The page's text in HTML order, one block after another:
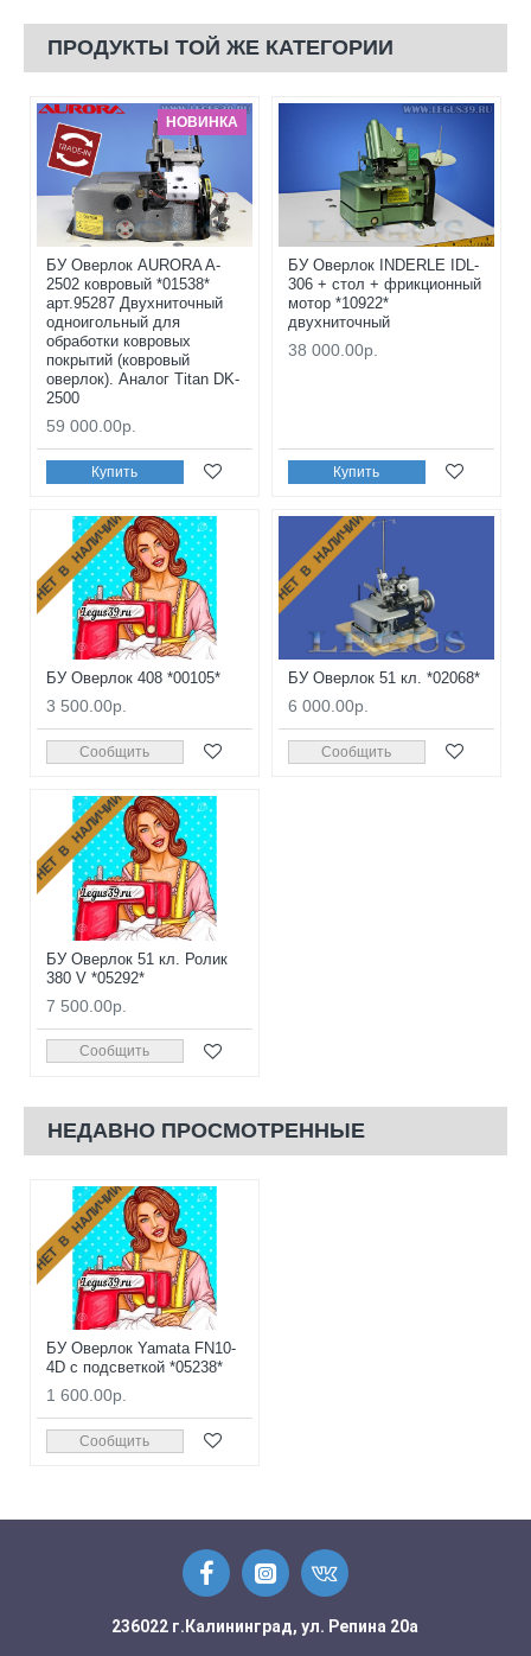
ПРОДУКТЫ ТОЙ ЖЕ КАТЕГОРИИ
НОВИНКА
БУ Оверлок AURORA A-
2502 ковровый *01538*
арт.95287 Двухниточный
одноигольный для
обработки ковровых
покрытий (ковровый
оверлок). Аналог Titan DK-
2500
59 000.00р.
Купить
БУ Оверлок INDERLE IDL-
306 + стол + фрикционный
мотор *10922*
двухниточный
38 000.00р.
Купить
НЕТ В НАЛИЧИИ
БУ Оверлок 408 *00105*
3 500.00р.
Сообщить
НЕТ В НАЛИЧИИ
БУ Оверлок 51 кл. *02068*
6 000.00р.
Сообщить
НЕТ В НАЛИЧИИ
БУ Оверлок 51 кл. Ролик
380 V *05292*
7 500.00р.
Сообщить
НЕДАВНО ПРОСМОТРЕННЫЕ
НЕТ В НАЛИЧИИ
БУ Оверлок Yamata FN10-
4D с подсветкой *05238*
1 600.00р.
Сообщить
236022 г.Калининград, ул. Репина 20а